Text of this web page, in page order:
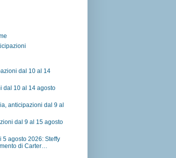
dal 10 al 14
dal 10 al 14 agosto
anticipazioni dal 9 al
dal 9 al 15 agosto
5 agosto 2026: Steffy
di Carter…